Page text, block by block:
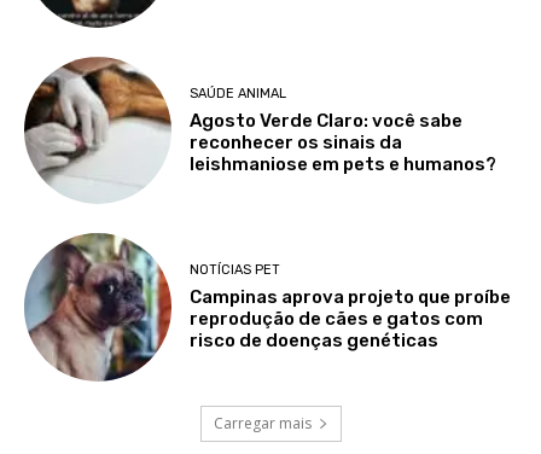
SAÚDE ANIMAL
Agosto Verde Claro: você sabe
reconhecer os sinais da
leishmaniose em pets e humanos?
NOTÍCIAS PET
Campinas aprova projeto que proíbe
reprodução de cães e gatos com
risco de doenças genéticas
Carregar mais